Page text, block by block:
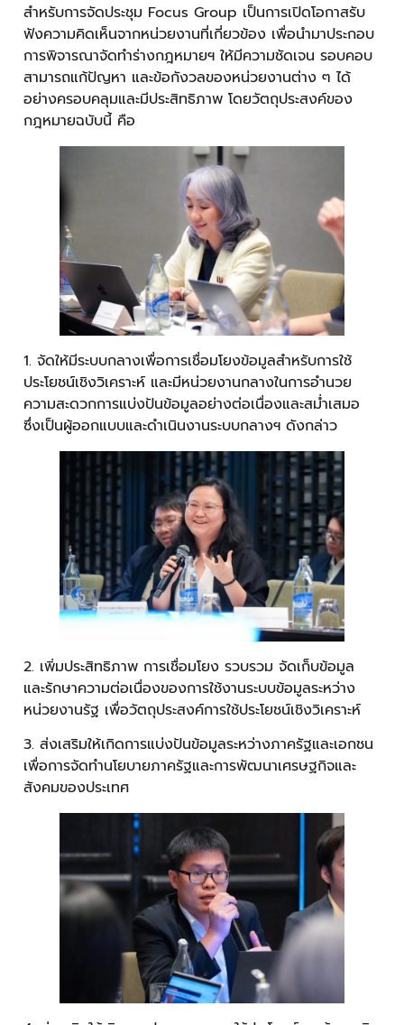
สำหรับการจัดประชุม Focus Group เป็นการเปิดโอกาสรับ
ฟังความคิดเห็นจากหน่วยงานที่เกี่ยวข้อง เพื่อนำมาประกอบ
การพิจารณาจัดทำร่างกฎหมายฯ ให้มีความชัดเจน รอบคอบ
สามารถแก้ปัญหา และข้อกังวลของหน่วยงานต่าง ๆ ได้
อย่างครอบคลุมและมีประสิทธิภาพ โดยวัตถุประสงค์ของ
กฎหมายฉบับนี้ คือ
1. จัดให้มีระบบกลางเพื่อการเชื่อมโยงข้อมูลสำหรับการใช้
ประโยชน์เชิงวิเคราะห์ และมีหน่วยงานกลางในการอำนวย
ความสะดวกการแบ่งปันข้อมูลอย่างต่อเนื่องและสม่ำเสมอ
ซึ่งเป็นผู้ออกแบบและดำเนินงานระบบกลางฯ ดังกล่าว
2. เพิ่มประสิทธิภาพ การเชื่อมโยง รวบรวม จัดเก็บข้อมูล
และรักษาความต่อเนื่องของการใช้งานระบบข้อมูลระหว่าง
หน่วยงานรัฐ เพื่อวัตถุประสงค์การใช้ประโยชน์เชิงวิเคราะห์
3. ส่งเสริมให้เกิดการแบ่งปันข้อมูลระหว่างภาครัฐและเอกชน
เพื่อการจัดทำนโยบายภาครัฐและการพัฒนาเศรษฐกิจและ
สังคมของประเทศ